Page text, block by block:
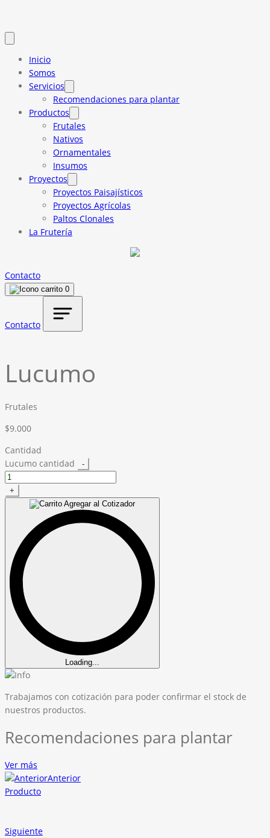
Inicio
Somos
Servicios
Recomendaciones para plantar
Productos
Frutales
Nativos
Ornamentales
Insumos
Proyectos
Proyectos Paisajísticos
Proyectos Agrícolas
Paltos Clonales
La Frutería
Contacto
0
Contacto
Lucumo
Frutales
$9.000
Cantidad
Lucumo cantidad
-
+
Agregar al Cotizador
Loading...
Trabajamos con cotización para poder confirmar el stock de
nuestros productos.
Recomendaciones para plantar
Ver más
Anterior
Producto
Siguiente